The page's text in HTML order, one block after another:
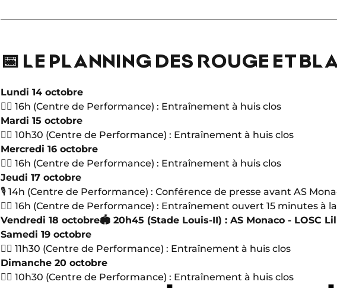
📅 LE PLANNING DES ROUGE ET
Lundi 14 octobre
🏋🏻 16h (Centre de Performance) : Entraînement à huis clos
Mardi 15 octobre
🏋🏻 10h30 (Centre de Performance) : Entraînement à huis clos
Mercredi 16 octobre
🏋🏻 16h (Centre de Performance) : Entraînement à huis clos
Jeudi 17 octobre
🎙 14h (Centre de Performance) : Conférence de presse avant AS
🏋🏻 16h (Centre de Performance) : Entraînement ouvert 15 minutes à
Vendredi 18 octobre🏟 20h45 (Stade Louis-II) : AS Monaco - LOSC
Samedi 19 octobre
🏋🏻 11h30 (Centre de Performance) : Entraînement à huis clos
Dimanche 20 octobre
🏋🏻 10h30 (Centre de Performance) : Entraînement à huis clos